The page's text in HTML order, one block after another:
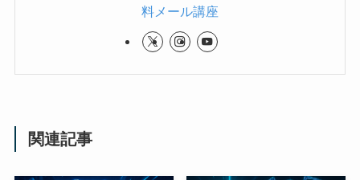
料メール講座
関連記事